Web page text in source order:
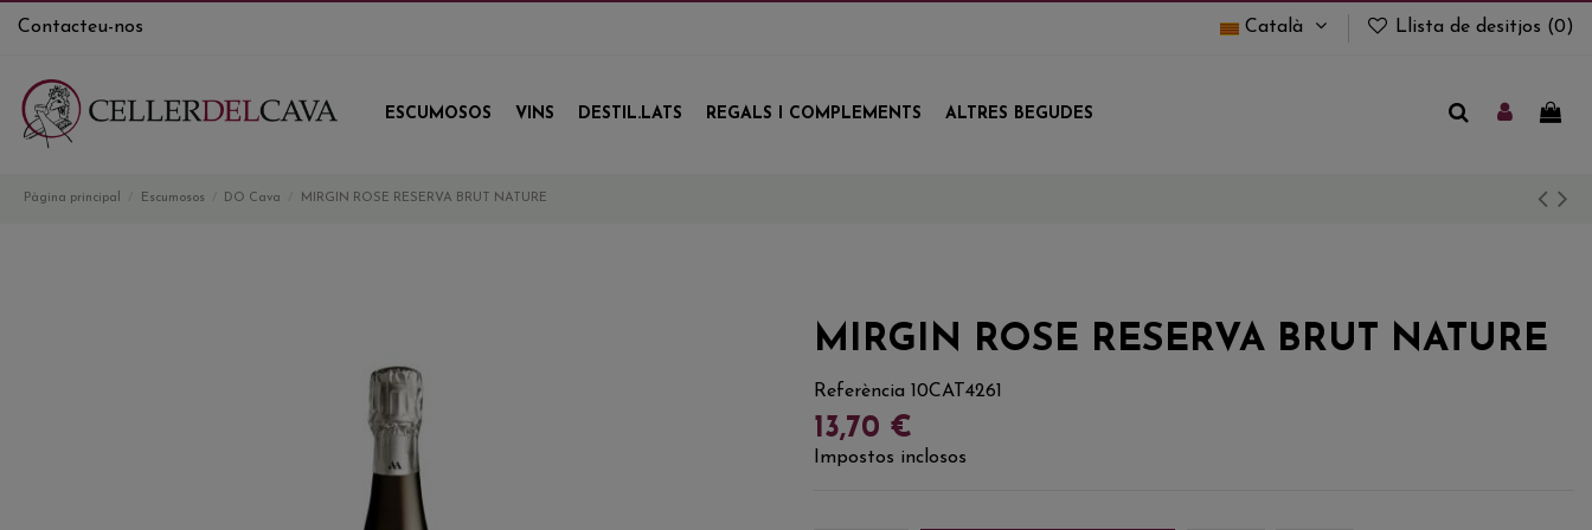
Contacteu-nos Català Llista de desitjos (0)
ESCUMOSOS VINS DESTIL.LATS REGALS I COMPLEMENTS ALTRES BEGUDES
Pàgina principal Escumosos DO Cava MIRGIN ROSE RESERVA BRUT NATURE
MIRGIN ROSE RESERVA BRUT NATURE
Referència 10CAT4261
13,70 €
Impostos inclosos